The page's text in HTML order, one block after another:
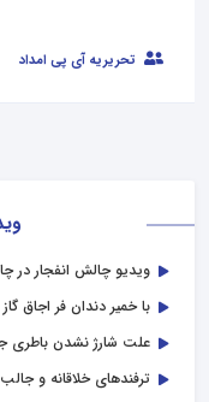
ویدیو چالش انفجار در
با خمیر دندان فر اجاق
علت شارژ نشدن باطری
ترفندهای خلاقانه و
تحریریه آی پی امداد